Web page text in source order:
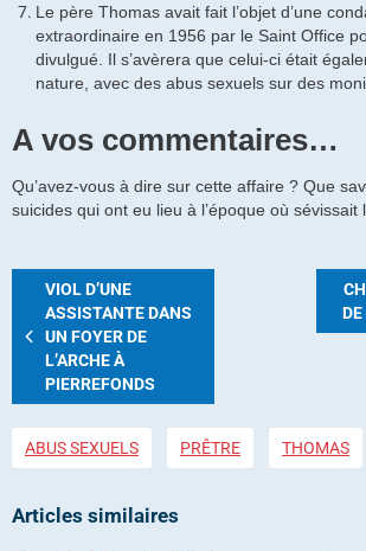
Le père Thomas avait fait l’objet d’une
extraordinaire en 1956 par le Saint Office
divulgué. Il s’avèrera que celui-ci était
nature, avec des abus sexuels sur des
A vos commentaires…
Qu’avez-vous à dire sur cette affaire ? Que
suicides qui ont eu lieu à l’époque où
VIOL D’UNE
ASSISTANTE DANS
UN FOYER DE
L’ARCHE À
PIERREFONDS
ABUS SEXUELS PRÊTRE THOMAS
Articles similaires